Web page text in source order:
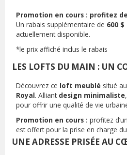
Promotion en cours : profitez
Un rabais supplémentaire de 600
actuellement disponible.
*le prix affiché inclus le rabais
LES LOFTS DU MAIN : UN
Découvrez ce loft meublé situé au
Royal. Alliant design minimaliste,
pour offrir une qualité de vie
Promotion en cours : profitez d’un
est offert pour la prise en charge du
UNE ADRESSE PRISÉE AU